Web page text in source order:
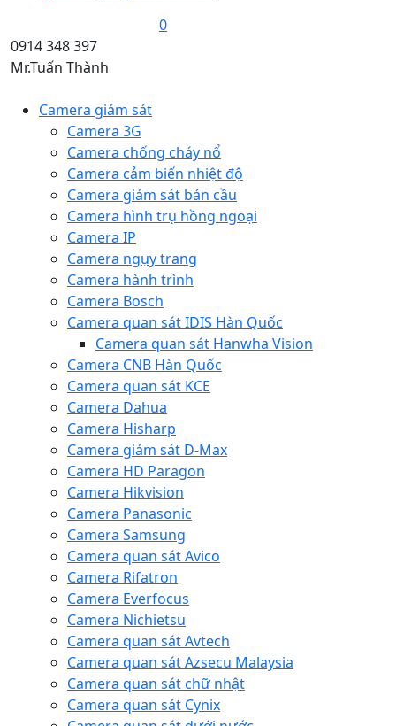
0
0914 348 397
Mr.Tuấn Thành
Camera giám sát
Camera 3G
Camera chống cháy nổ
Camera cảm biến nhiệt độ
Camera giám sát bán cầu
Camera hình trụ hồng ngoại
Camera IP
Camera ngụy trang
Camera hành trình
Camera Bosch
Camera quan sát IDIS Hàn Quốc
Camera quan sát Hanwha Vision
Camera CNB Hàn Quốc
Camera quan sát KCE
Camera Dahua
Camera Hisharp
Camera giám sát D-Max
Camera HD Paragon
Camera Hikvision
Camera Panasonic
Camera Samsung
Camera quan sát Avico
Camera Rifatron
Camera Everfocus
Camera Nichietsu
Camera quan sát Avtech
Camera quan sát Azsecu Malaysia
Camera quan sát chữ nhật
Camera quan sát Cynix